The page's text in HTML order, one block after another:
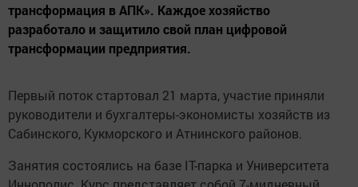
трансформация в АПК». Каждое хозяйство
разработало и защитило свой план цифровой
трансформации предприятия.
Первый поток стартовал 21 марта, участие приняли
руководители и бухгалтеры-экономисты хозяйств из
Сабинского, Кукморского и Атнинского районов.
Занятия состоялись на базе IT-парка и Университета